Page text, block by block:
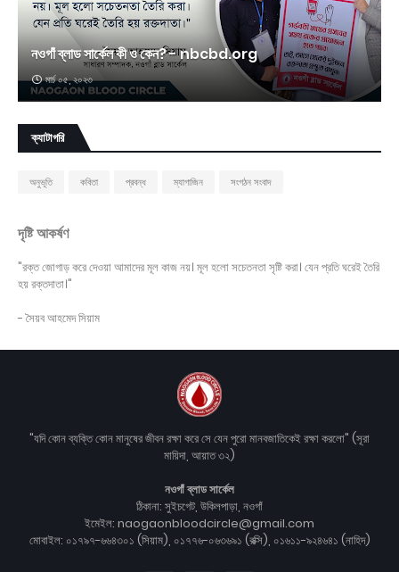
নওগাঁ ব্লাড সার্কেল কী ও কেন? - nbcbd.org
মার্চ ০৫, ২০২৩
ক্যাটাগরি
অনুভূতি কবিতা প্রবন্ধ ম্যাগাজিন সংগঠন সংবাদ
দৃষ্টি আকর্ষণ
"রক্ত জোগাড় করে দেওয়া আমাদের মূল কাজ নয়। মূল হলো সচেতনতা সৃষ্টি করা। যেন প্রতি ঘরেই তৈরি
হয় রক্তদাতা।"
- সৈয়ব আহমেদ সিয়াম
"যদি কোন ব্যক্তি কোন মানুষের জীবন রক্ষা করে সে যেন পুরো মানবজাতিকেই রক্ষা করলো" (সূরা
মায়িদা, আয়াত ৩২)
নওগাঁ ব্লাড সার্কেল
ঠিকানা: সুইচগেট, উকিলপাড়া, নওগাঁ
ইমেইল: naogaonbloodcircle@gmail.com
মোবাইল: ০১৭৯৭-৬৬৪৩০১ (সিয়াম), ০১৭৭৬-০৬৩৬৯১ (রক্সি), ০১৬১১-৯২৪৬৪১ (নাহিদ)